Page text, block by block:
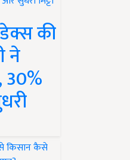
की
ने
30%